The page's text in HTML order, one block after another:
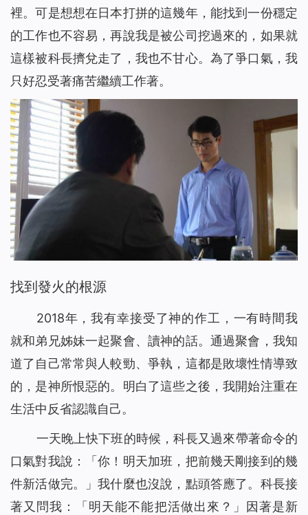
裡。可是想想在日本打拼的這幾年，能找到一份穩定
的工作也不容易，再說我是被公司挖過來的，如果就
這樣被科長擠兌走了，我也不甘心。為了爭口氣，我
只好忍受著痛苦繼續工作著。
找到發火的根源
2018年，我有幸接受了神的作工，一有時間我
就和弟兄姊妹一起聚會、讀神的話。通過聚會，我知
道了自己常常與人較勁、爭執，這都是敗壞性情導致
的，是神所恨惡的。明白了這些之後，我開始注重在
生活中反省認識自己。
一天晚上快下班的時候，科長又過來帶著命令的
口氣對我說：「你！明天加班，把前幾天剛接到的幾
件新活做完。」我什麼也沒說，點頭答應了。科長接
著又問我：「明天能不能把活做出來？」因著是新